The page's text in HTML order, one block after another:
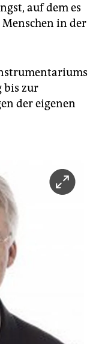
auf dem es
in der
bis zur
der eigenen